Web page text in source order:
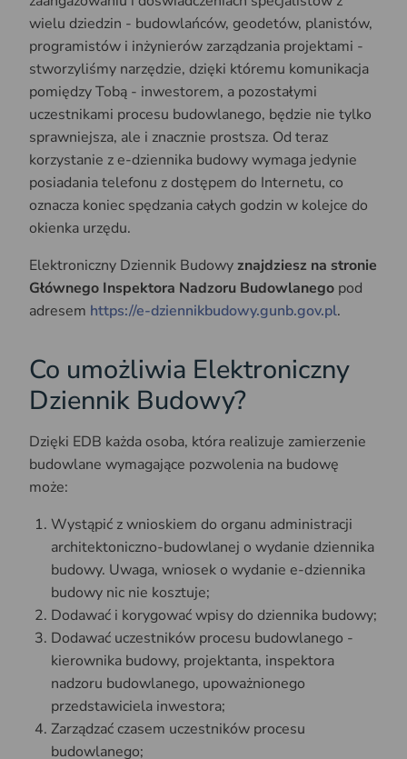
wielu dziedzin - budowlańców, geodetów, planistów,
programistów i inżynierów zarządzania projektami -
stworzyliśmy narzędzie, dzięki któremu komunikacja
pomiędzy Tobą - inwestorem, a pozostałymi
uczestnikami procesu budowlanego, będzie nie tylko
sprawniejsza, ale i znacznie prostsza. Od teraz
korzystanie z e-dziennika budowy wymaga jedynie
posiadania telefonu z dostępem do Internetu, co
oznacza koniec spędzania całych godzin w kolejce do
okienka urzędu.
Elektroniczny Dziennik Budowyznajdziesz na stronie
Głównego Inspektora Nadzoru Budowlanego pod
adresem https://e-dziennikbudowy.gunb.gov.pl.
Co umożliwia Elektroniczny
Dziennik Budowy?
Dzięki EDB każda osoba, która realizuje zamierzenie
budowlane wymagające pozwolenia na budowę
może:
Wystąpić z wnioskiem do organu administracji
architektoniczno-budowlanej o wydanie dziennika
budowy. Uwaga, wniosek o wydanie e-dziennika
budowy nic nie kosztuje;
Dodawać i korygować wpisy do dziennika budowy;
Dodawać uczestników procesu budowlanego -
kierownika budowy, projektanta, inspektora
nadzoru budowlanego, upoważnionego
przedstawiciela inwestora;
Zarządzać czasem uczestników procesu
budowlanego;